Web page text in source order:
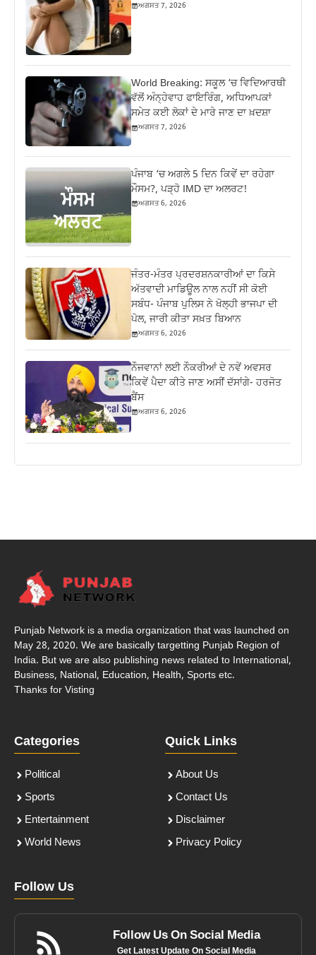
ਅਗਸਤ 7, 2026
World Breaking: ਸਕੂਲ ‘ਚ ਵਿਦਿਆਰਥੀ
ਵੱਲੋਂ ਅੰਨ੍ਹੇਵਾਹ ਫਾਇਰਿੰਗ, ਅਧਿਆਪਕਾਂ
ਸਮੇਤ ਕਈ ਲੋਕਾਂ ਦੇ ਮਾਰੇ ਜਾਣ ਦਾ ਖ਼ਦਸ਼ਾ
ਅਗਸਤ 7, 2026
ਪੰਜਾਬ ‘ਚ ਅਗਲੇ 5 ਦਿਨ ਕਿਵੇਂ ਦਾ ਰਹੇਗਾ
ਮੌਸਮ?, ਪੜ੍ਹੋ IMD ਦਾ ਅਲਰਟ!
ਅਗਸਤ 6, 2026
ਜੰਤਰ-ਮੰਤਰ ਪ੍ਰਦਰਸ਼ਨਕਾਰੀਆਂ ਦਾ ਕਿਸੇ
ਅੱਤਵਾਦੀ ਮਾਡਿਊਲ ਨਾਲ ਨਹੀਂ ਸੀ ਕੋਈ
ਸਬੰਧ- ਪੰਜਾਬ ਪੁਲਿਸ ਨੇ ਖੋਲ੍ਹੀ ਭਾਜਪਾ ਦੀ
ਪੋਲ, ਜਾਰੀ ਕੀਤਾ ਸਖ਼ਤ ਬਿਆਨ
ਅਗਸਤ 6, 2026
ਨੌਜਵਾਨਾਂ ਲਈ ਨੌਕਰੀਆਂ ਦੇ ਨਵੇਂ ਅਵਸਰ
ਕਿਵੇਂ ਪੈਦਾ ਕੀਤੇ ਜਾਣ ਅਸੀਂ ਦੱਸਾਂਗੇ- ਹਰਜੋਤ
ਬੈਂਸ
ਅਗਸਤ 6, 2026
Punjab Network is a media organization that was launched on
May 28, 2020. We are basically targetting Punjab Region of
India. But we are also publishing news related to International,
Business, National, Education, Health, Sports etc.
Thanks for Visting
Categories
Political
Sports
Entertainment
World News
Quick Links
About Us
Contact Us
Disclaimer
Privacy Policy
Follow Us
Follow Us On Social Media
Get Latest Update On Social Media